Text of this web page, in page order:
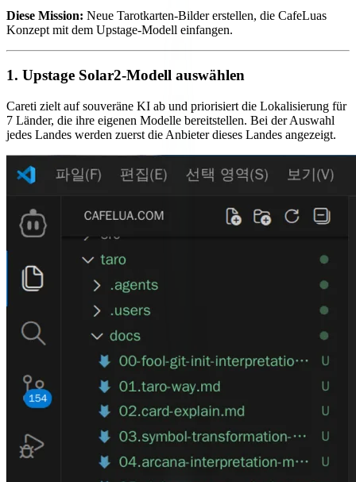
Diese Mission: Neue Tarotkarten-Bilder erstellen, die CafeLuas
Konzept mit dem Upstage-Modell einfangen.
1. Upstage Solar2-Modell auswählen
Careti zielt auf souveräne KI ab und priorisiert die Lokalisierung für
7 Länder, die ihre eigenen Modelle bereitstellen. Bei der Auswahl
jedes Landes werden zuerst die Anbieter dieses Landes angezeigt.